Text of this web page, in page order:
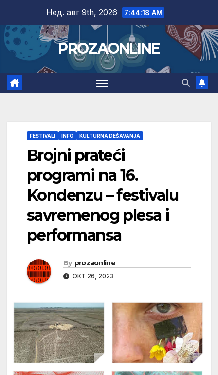
content
Нед. авг 9th, 2026 7:44:18 AM
PROZAONLINE
FESTIVALI INFO KULTURNA DEŠAVANJA
Brojni prateći
programi na 16.
Kondenzu – festivalu
savremenog plesa i
performansa
By prozaonline
ОКТ 26, 2023